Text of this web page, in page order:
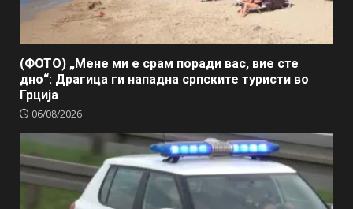
(ФОТО) „Мене ми е срам поради вас, вие сте
дно“: Драгица ги нападна српските туристи во
Грција
06/08/2026